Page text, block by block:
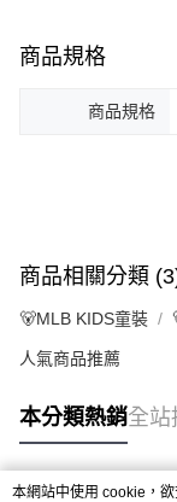
商品規格
商品規格
商品相關分類
🐻MLB KIDS童裝
人氣商品推薦
本分類熱銷全站
本網站中使用 cookie，